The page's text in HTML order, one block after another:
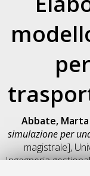
Abbate, Marta
simulazione per
magistrale],
Ingegneria